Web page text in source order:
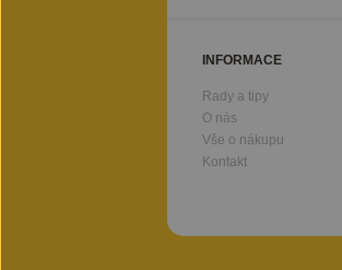
INFORMACE
Rady a tipy
O nás
Vše o nákupu
Kontakt